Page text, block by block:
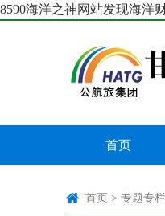
8590海洋之神网站发现海洋
首页
首页 > 专题专栏